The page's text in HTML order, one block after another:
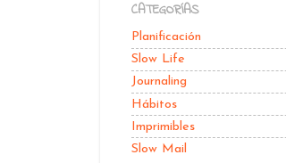
CATEGORÍAS
Planificación
Slow Life
Journaling
Hábitos
Imprimibles
Slow Mail